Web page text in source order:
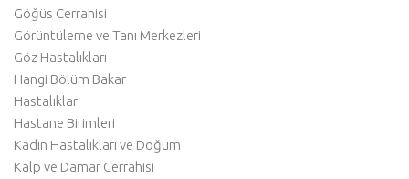
Göğüs Cerrahisi
Görüntüleme ve Tanı Merkezleri
Göz Hastalıkları
Hangi Bölüm Bakar
Hastalıklar
Hastane Birimleri
Kadın Hastalıkları ve Doğum
Kalp ve Damar Cerrahisi